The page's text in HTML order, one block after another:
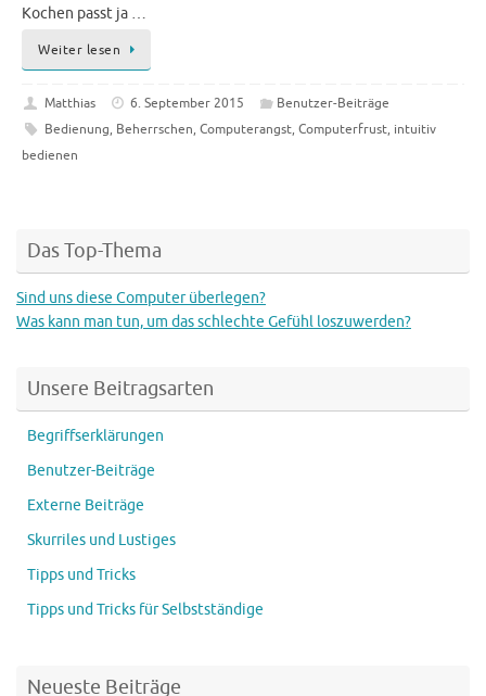
Kochen passt ja …
Weiter lesen
Matthias 6. September 2015
Benutzer-Beiträge
Bedienung, Beherrschen, Computerangst, Computerfrust, intuitiv
bedienen
Das Top-Thema
Sind uns diese Computer überlegen?
Was kann man tun, um das schlechte Gefühl loszuwerden?
Unsere Beitragsarten
Begriffserklärungen
Benutzer-Beiträge
Externe Beiträge
Skurriles und Lustiges
Tipps und Tricks
Tipps und Tricks für Selbstständige
Neueste Beiträge